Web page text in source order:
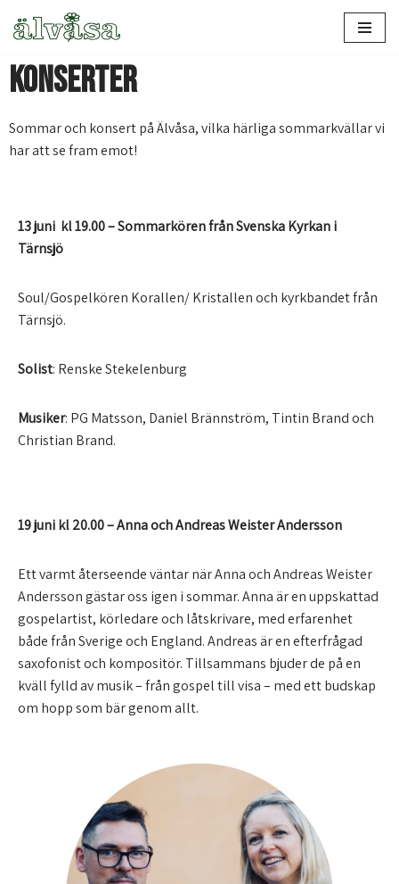
till
innehåll
Konserter
Sommar och konsert på Älvåsa, vilka härliga sommarkvällar vi
har att se fram emot!
13 juni kl 19.00 – Sommarkören från Svenska Kyrkan i
Tärnsjö
Soul/Gospelkören Korallen/ Kristallen och kyrkbandet från
Tärnsjö.
Solist: Renske Stekelenburg
Musiker: PG Matsson, Daniel Brännström, Tintin Brand och
Christian Brand.
19 juni kl 20.00–Anna och Andreas Weister Andersson
Ett varmt återseende väntar när Anna och Andreas Weister
Andersson gästar oss igen i sommar. Anna är en uppskattad
gospelartist, körledare och låtskrivare, med erfarenhet
både från Sverige och England. Andreas är en efterfrågad
saxofonist och kompositör. Tillsammans bjuder de på en
kväll fylld av musik – från gospel till visa – med ett budskap
om hopp som bär genom allt.